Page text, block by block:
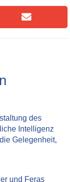
des
Intelligenz
Gelegenheit,
und Feras